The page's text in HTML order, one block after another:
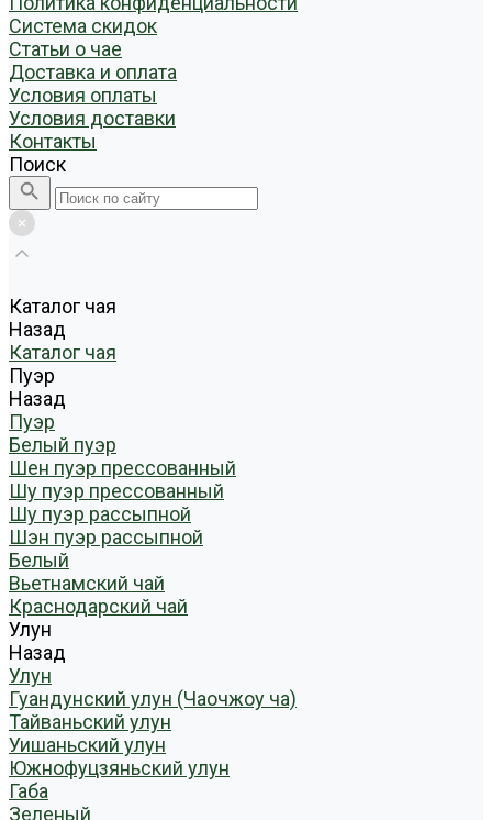
Система скидок
Статьи о чае
Доставка и оплата
Условия оплаты
Условия доставки
Контакты
Поиск
Каталог чая
Назад
Каталог чая
Пуэр
Назад
Пуэр
Белый пуэр
Шен пуэр прессованный
Шу пуэр прессованный
Шу пуэр рассыпной
Шэн пуэр рассыпной
Белый
Вьетнамский чай
Краснодарский чай
Улун
Назад
Улун
Гуандунский улун (Чаочжоу ча)
Тайваньский улун
Уишаньский улун
Южнофуцзяньский улун
Габа
Зеленый